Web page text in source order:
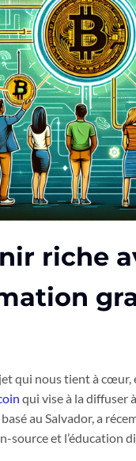
riche
qui nous tient à cœur,
qui vise à la diffuser
au Salvador, a
source et l’éducation